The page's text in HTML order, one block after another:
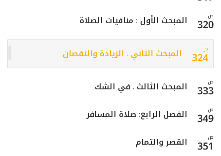
ص
320 المبحث الأول : منافيات الصلاة
ص
324 المبحث الثاني ـ الزيادة والنقصان
ص
333 المبحث الثالث ـ في الشك
ص
349 الفصل الرابع: صلاة المسافر
ص
351 القصر والتمام